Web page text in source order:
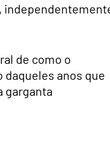
de como o
daqueles anos que
garganta